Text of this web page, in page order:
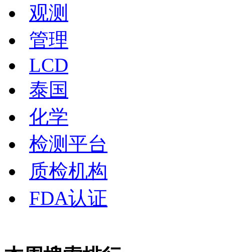
观测
管理
LCD
泰国
化学
检测平台
质检机构
FDA认证